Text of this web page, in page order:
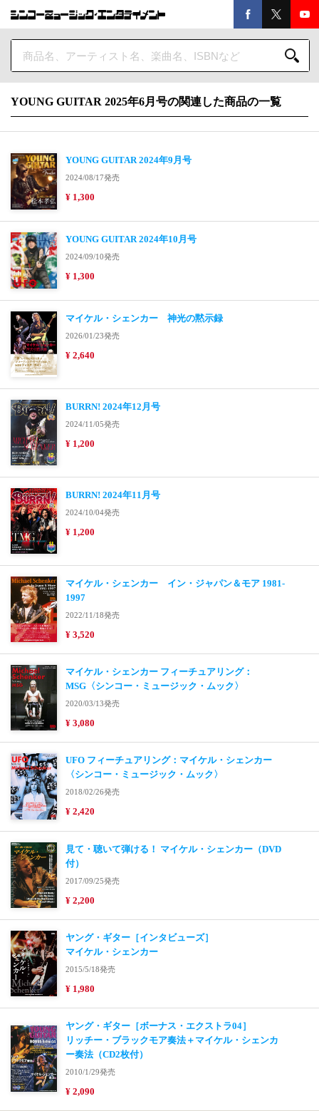
YOUNG GUITAR 2025年6月号の関連した商品の一覧
YOUNG GUITAR 2024年9月号
2024/08/17発売
¥ 1,300
YOUNG GUITAR 2024年10月号
2024/09/10発売
¥ 1,300
マイケル・シェンカー 神光の黙示録
2026/01/23発売
¥ 2,640
BURRN! 2024年12月号
2024/11/05発売
¥ 1,200
BURRN! 2024年11月号
2024/10/04発売
¥ 1,200
マイケル・シェンカー イン・ジャパン＆モア 1981-
1997
2022/11/18発売
¥ 3,520
マイケル・シェンカー フィーチュアリング：
MSG〈シンコー・ミュージック・ムック〉
2020/03/13発売
¥ 3,080
UFO フィーチュアリング：マイケル・シェンカー
〈シンコー・ミュージック・ムック〉
2018/02/26発売
¥ 2,420
見て・聴いて弾ける！ マイケル・シェンカー（DVD
付）
2017/09/25発売
¥ 2,200
ヤング・ギター［インタビューズ］
マイケル・シェンカー
2015/5/18発売
¥ 1,980
ヤング・ギター［ボーナス・エクストラ04］
リッチー・ブラックモア奏法＋マイケル・シェンカ
ー奏法（CD2枚付）
2010/1/29発売
¥ 2,090